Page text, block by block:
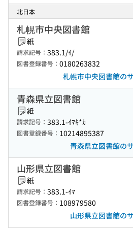
北日本
札幌市中央図書館
紙
請求記号： 383.1/ｲ/
図書登録番号： 0180263832
札幌市中央図書館の
青森県立図書館
紙
請求記号： 383.1-ｲﾏｷ*ｶ
図書登録番号： 10214895387
青森県立図書館の
山形県立図書館
紙
請求記号： 383.1-ｲﾏ
図書登録番号： 108979580
山形県立図書館の